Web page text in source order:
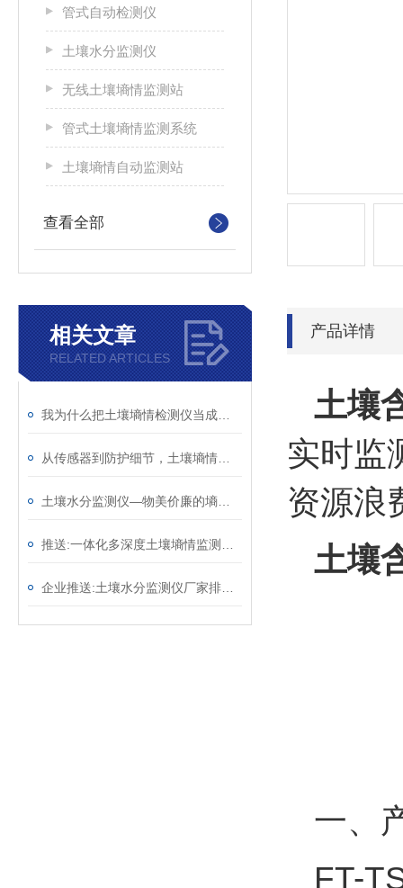
管式自动检测仪
土壤水分监测仪
无线土壤墒情监测站
管式土壤墒情监测系统
土壤墒情自动监测站
查看全部
相关文章
RELATED ARTICLES
产品详情
土壤
实时监
资源浪
土壤
一、
FT-